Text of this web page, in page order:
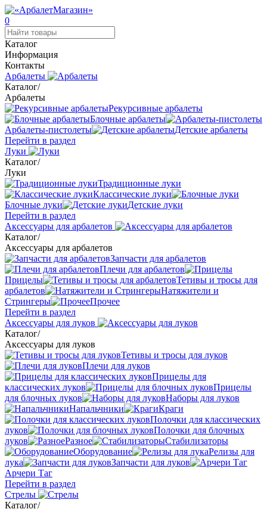
0
Каталог
Информация
Контакты
Арбалеты
Каталог/
Арбалеты
Рекурсивные арбалеты
Блочные арбалеты
Арбалеты-пистолеты
Детские арбалеты
Перейти в раздел
Луки
Каталог/
Луки
Традиционные луки
Классические луки
Блочные луки
Детские луки
Перейти в раздел
Аксессуары для арбалетов
Каталог/
Аксессуары для арбалетов
Запчасти для арбалетов
Плечи для арбалетов
Прицелы
Тетивы и тросы для
арбалетов
Натяжители и
Стрингеры
Прочее
Перейти в раздел
Аксессуары для луков
Каталог/
Аксессуары для луков
Тетивы и тросы для луков
Плечи для луков
Прицелы для
классических луков
Прицелы
для блочных луков
Наборы для луков
Напальчники
Краги
Полочки для классических
луков
Полочки для блочных
луков
Разное
Стабилизаторы
Оборудование
Релизы для
лука
Запчасти для луков
Арчери Таг
Перейти в раздел
Стрелы
Каталог/